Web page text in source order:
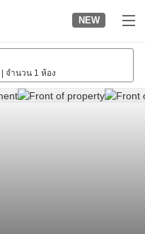
NEW
จำนวน 1 ห้อง